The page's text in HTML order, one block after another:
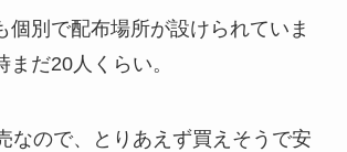
個別で配布場所が設けられていま
まだ20人くらい。
なので、とりあえず買えそうで安